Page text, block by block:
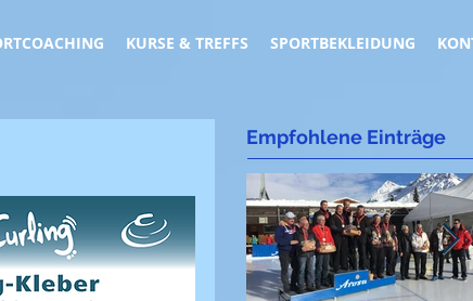
KURSE & TREFFS SPORTBEKLEIDUNG
Empfohlene Einträge